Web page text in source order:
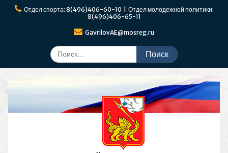
ПерейтиОтдел спорта: 8(496)406-60-10 | Отдел молодежной политики:
8(496)406-65-11
GavrilovAE@mosreg.ru
Поиск
по: